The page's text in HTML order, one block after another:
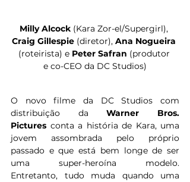
Milly Alcock (Kara Zor-el/Supergirl),
Craig Gillespie (diretor), Ana Nogueira
(roteirista) e Peter Safran (produtor
e co-CEO da DC Studios)
O novo filme da DC Studios com
distribuição da Warner Bros.
Pictures conta a história de Kara, uma
jovem assombrada pelo próprio
passado e que está bem longe de ser
uma super-heroína modelo.
Entretanto, tudo muda quando uma